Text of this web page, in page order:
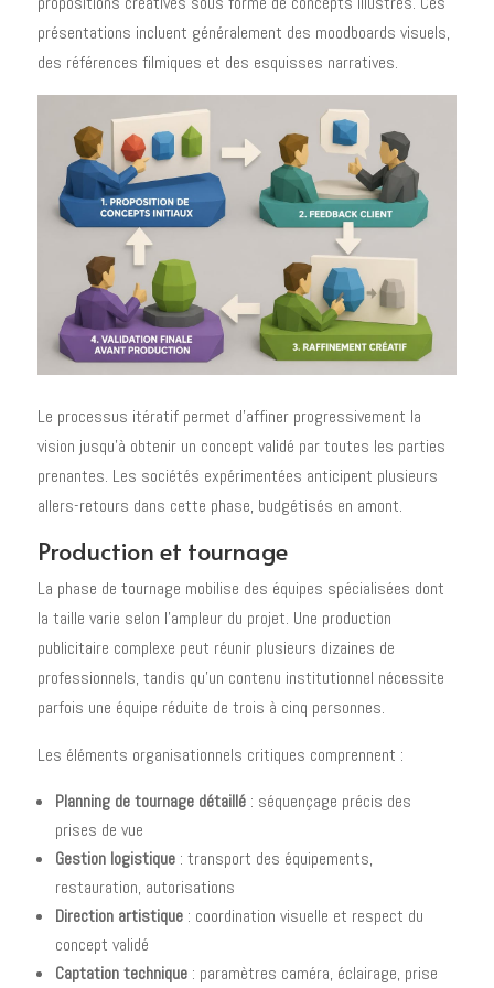
présentations incluent généralement des moodboards visuels,
des références filmiques et des esquisses narratives.
Le processus itératif permet d'affiner progressivement la
vision jusqu'à obtenir un concept validé par toutes les parties
prenantes. Les sociétés expérimentées anticipent plusieurs
allers-retours dans cette phase, budgétisés en amont.
Production et tournage
La phase de tournage mobilise des équipes spécialisées dont
la taille varie selon l'ampleur du projet. Une production
publicitaire complexe peut réunir plusieurs dizaines de
professionnels, tandis qu'un contenu institutionnel nécessite
parfois une équipe réduite de trois à cinq personnes.
Les éléments organisationnels critiques comprennent :
Planning de tournage détaillé: séquençage précis des
prises de vue
Gestion logistique: transport des équipements,
restauration, autorisations
Direction artistique: coordination visuelle et respect du
concept validé
Captation technique: paramètres caméra, éclairage, prise